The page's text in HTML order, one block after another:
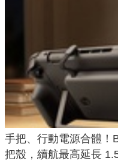
手把、行動電源合體！
把殼，續航最高延長